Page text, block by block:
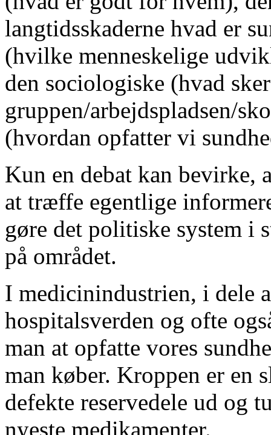
langtidsskaderne hvad er
(hvilke menneskelige
den sociologiske (hvad
gruppen/arbejdspladsen/
(hvordan opfatter vi
Kun en debat kan
at træffe egentlige
gøre det politiske system i
på området.
I medicinindustrien, i dele
hospitalsverden og ofte
man at opfatte vores
man køber. Kroppen er en
defekte reservedele ud og
nyeste medikamenter.